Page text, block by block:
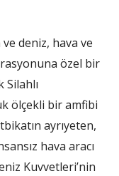
deniz, hava ve
özel bir
Silahlı
ölçekli bir amfibi
ayrıyeten,
hava aracı
Kuvvetleri’nin